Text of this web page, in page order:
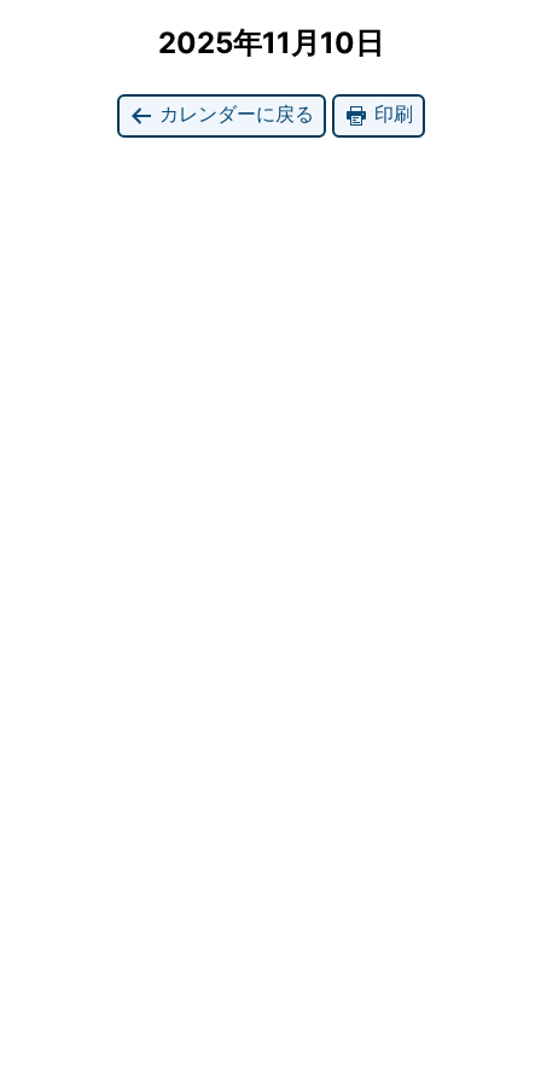
2025年11月10日
カレンダーに戻る 印刷